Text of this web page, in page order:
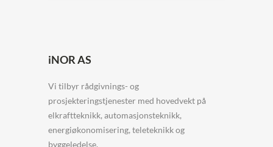
iNOR AS
Vi tilbyr rådgivnings- og
prosjekteringstjenester med hovedvekt på
elkraftteknikk, automasjonsteknikk,
energiøkonomisering, teleteknikk og
byggeledelse.